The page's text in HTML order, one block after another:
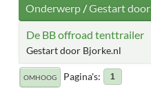
Onderwerp/Gestart door
De BB offroad tenttrailer
Gestart door Bjorke.nl
OMHOOG Pagina's 1